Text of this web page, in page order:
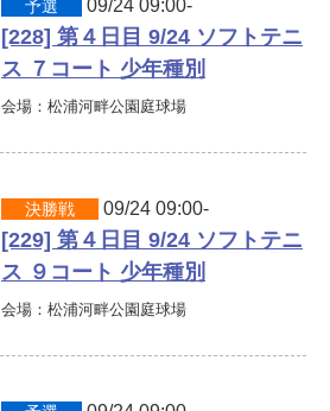
予選 09/24 09:00-
[228] 第４日目 9/24 ソフトテニ
ス ７コート 少年種別
会場：松浦河畔公園庭球場
決勝戦 09/24 09:00-
[229] 第４日目 9/24 ソフトテニ
ス ９コート 少年種別
会場：松浦河畔公園庭球場